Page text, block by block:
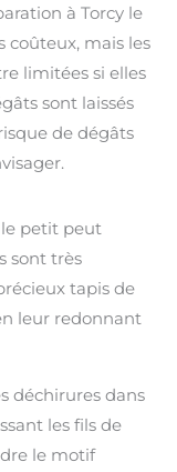
à Torcy le
coûteux, mais les
limitées si elles
sont laissés
de dégâts
le petit peut
sont très
tapis de
leur redonnant
déchirures dans
les fils de
le motif